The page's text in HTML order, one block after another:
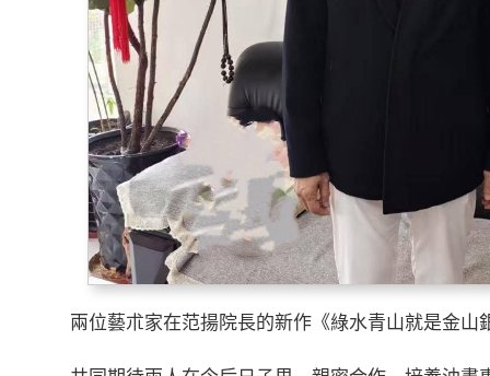
兩位藝朮家在范揚院長的新作《綠水青山就是金山